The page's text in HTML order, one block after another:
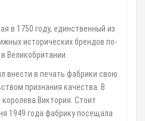
в 1750 году, единственный из
исторических брендов по-
Великобритании.
внести в печать фабрики свою
признания качества. В
Виктория. Стоит
1949 года фабрику посещала